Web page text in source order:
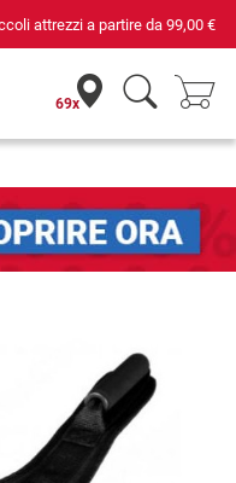
attrezzi a partire da 99,00 €
69x